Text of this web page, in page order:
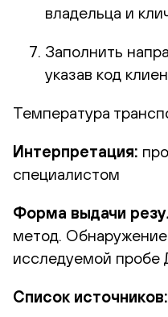
владельца и
Заполнить
указав код
Температура
Интерпретация:
специалистом
Форма выдачи
метод.
исследуемой
Список источников: